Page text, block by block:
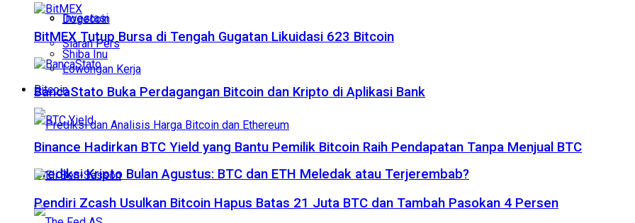
Investasi
Siaran Pers
Lowongan Kerja
Dogecoin
Shiba Inu
Bitcoin
Prediksi Kripto Bulan Agustus: BTC dan ETH Meledak atau Terjerembab?
BitMEX Tutup Bursa di Tengah Gugatan Likuidasi 623 Bitcoin
BancaStato Buka Perdagangan Bitcoin dan Kripto di Aplikasi Bank
Binance Hadirkan BTC Yield yang Bantu Pemilik Bitcoin Raih Pendapatan Tanpa Menjual BTC
Pendiri Zcash Usulkan Bitcoin Hapus Batas 21 Juta BTC dan Tambah Pasokan 4 Persen